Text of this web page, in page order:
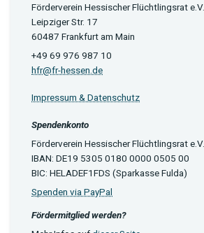
Förderverein Hessischer Flüchtlingsrat e.V.
Leipziger Str. 17
60487 Frankfurt am Main
+49 69 976 987 10
hfr@fr-hessen.de
Impressum & Datenschutz
Spendenkonto
Förderverein Hessischer Flüchtlingsrat e.V.
IBAN: DE19 5305 0180 0000 0505 00
BIC: HELADEF1FDS (Sparkasse Fulda)
Spenden via PayPal
Fördermitglied werden?